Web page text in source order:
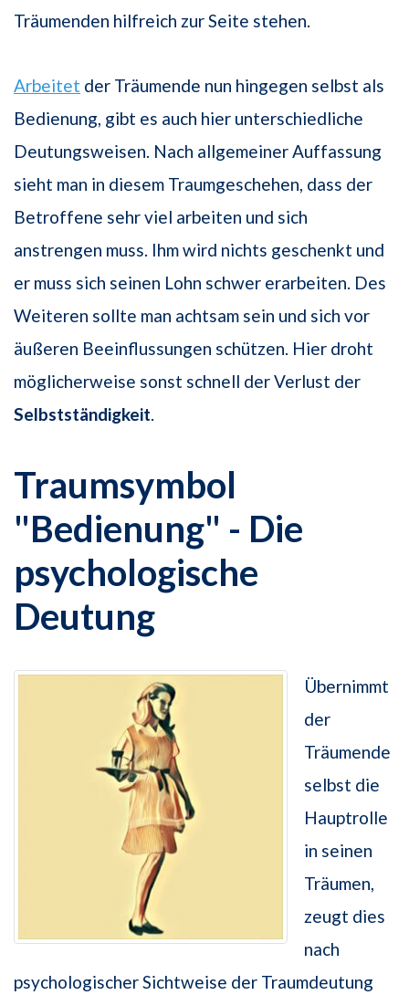
Träumenden hilfreich zur Seite stehen.
Arbeitet der Träumende nun hingegen selbst als
Bedienung, gibt es auch hier unter­schiedliche
Deutungsweisen. Nach allgemeiner Auffassung
sieht man in diesem Traumgeschehen, dass der
Betroffene sehr viel arbeiten und sich
anstrengen muss. Ihm wird nichts geschenkt und
er muss sich seinen Lohn schwer erarbeiten. Des
Weiteren sollte man achtsam sein und sich vor
äußeren Beeinflussungen schützen. Hier droht
möglicherweise sonst schnell der Verlust der
Selbstständigkeit.
Traumsymbol
"Bedienung" - Die
psychologische
Deutung
Übernimmt
der
Träumende
selbst die
Hauptrolle
in seinen
Träumen,
zeugt dies
nach
psychologischer Sichtweise der Traumdeutung